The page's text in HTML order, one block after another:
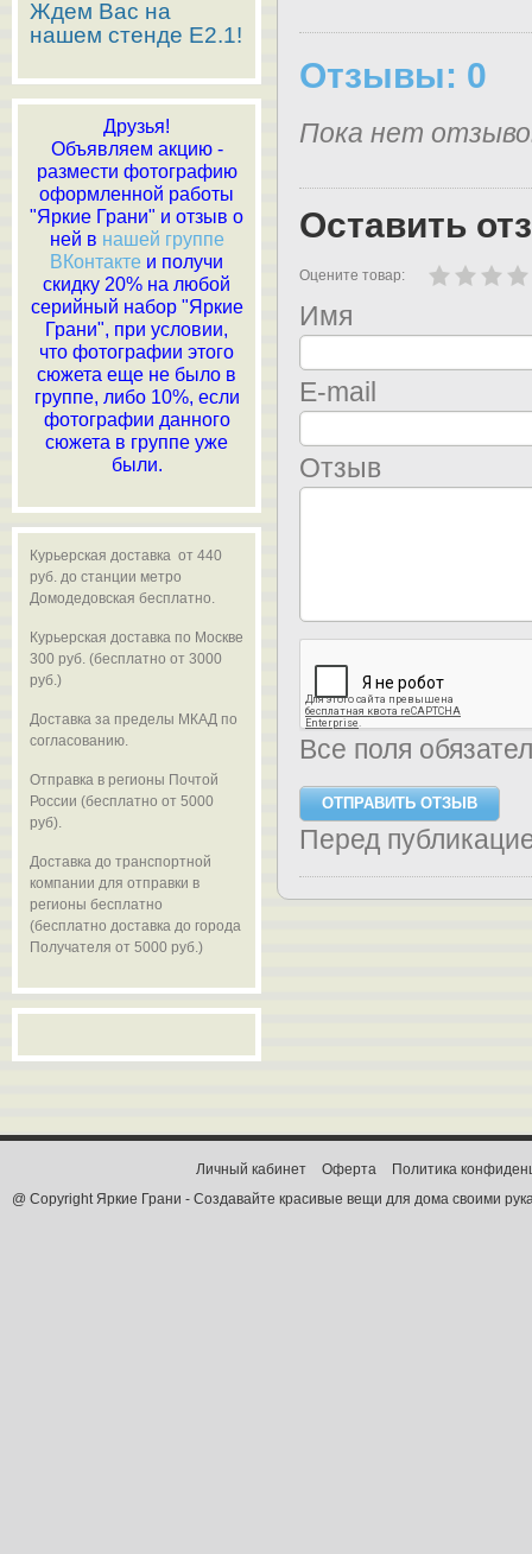
Отзывы: 0
Пока нет
Оставить
Оцените товар:
Имя
E-mail
Отзыв
Все поля
Перед
Ждем Вас на
нашем стенде E2.1!
Друзья!
Объявляем акцию -
размести фотографию
оформленной работы
"Яркие Грани" и отзыв о
ней в нашей группе
ВКонтакте и получи
скидку 20% на любой
серийный набор "Яркие
Грани", при условии,
что фотографии этого
сюжета еще не было в
группе, либо 10%, если
фотографии данного
сюжета в группе уже
были.
Курьерская доставка от 440
руб. до станции метро
Домодедовская бесплатно.
Курьерская доставка по Москве
300 руб. (бесплатно от 3000
руб.)
Доставка за пределы МКАД по
согласованию.
Отправка в регионы Почтой
России (бесплатно от 5000
руб).
Доставка до транспортной
компании для отправки в
регионы бесплатно
(бесплатно доставка до города
Получателя от 5000 руб.)
@ Copyright Яркие Грани - Создавайте красивые вещи для дома своими
Личный кабинет Оферта Политика